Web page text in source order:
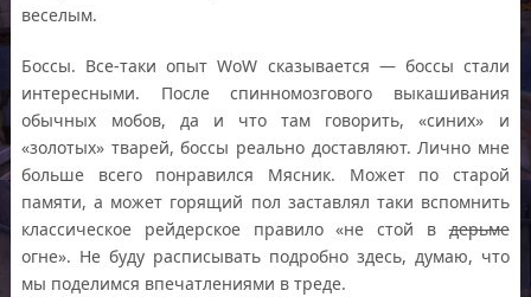
веселым.
Боссы. Все-таки опыт WoW сказывается — боссы стали
интересными. После спинномозгового выкашивания
обычных мобов, да и что там говорить, «синих» и
«золотых» тварей, боссы реально доставляют. Лично мне
больше всего понравился Мясник. Может по старой
памяти, а может горящий пол заставлял таки вспомнить
классическое рейдерское правило «не стой вдерьме
огне». Не буду расписывать подробно здесь, думаю, что
мы поделимся впечатлениями в треде.